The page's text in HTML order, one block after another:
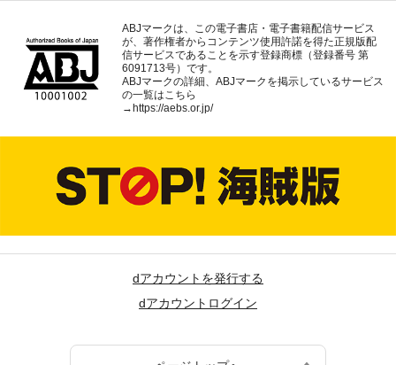
ABJマークは、この電子書店・電子書籍配信サービス
が、著作権者からコンテンツ使用許諾を得た正規版配
信サービスであることを示す登録商標（登録番号 第
6091713号）です。
ABJマークの詳細、ABJマークを掲示しているサービス
の一覧はこちら
→ https://aebs.or.jp/
dアカウントを発行する
dアカウントログイン